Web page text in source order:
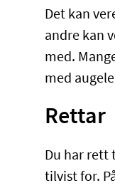
Det kan
andre kan
med.
med
Rettar
Du har rett
tilvist for.